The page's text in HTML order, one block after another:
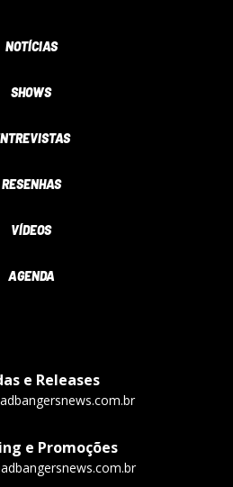
NOTÍCIAS
SHOWS
RESENHAS
VÍDEOS
AGENDA
e Releases
e Promoções